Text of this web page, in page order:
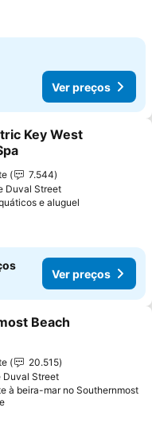
Ver preços
aos favoritos
Key West
7.544
Duval Street
e aluguel
Ver preços
aos favoritos
Beach
20.515
Duval Street
à beira-mar no Southernmost